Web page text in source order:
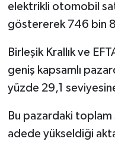
elektrikli otomobil
göstererek 746 bin
Birleşik Krallık ve
geniş kapsamlı
yüzde 29,1
Bu pazardaki
adede yükseldiği
Rüya Tabirleri
Sağlık
Simav